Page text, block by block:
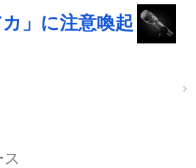
」に注意喚起